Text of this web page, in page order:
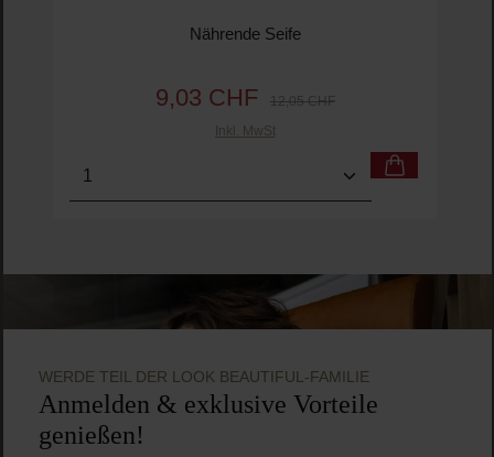
Nährende Seife
Verkaufspreis:
9,03 CHF Regulärer Preis:
12,05 CHF
Inkl. MwSt
Produkt Anzahl: Gib den gewünschten Wert
WERDE TEIL DER LOOK BEAUTIFUL-FAMILIE
Anmelden & exklusive Vorteile
genießen!